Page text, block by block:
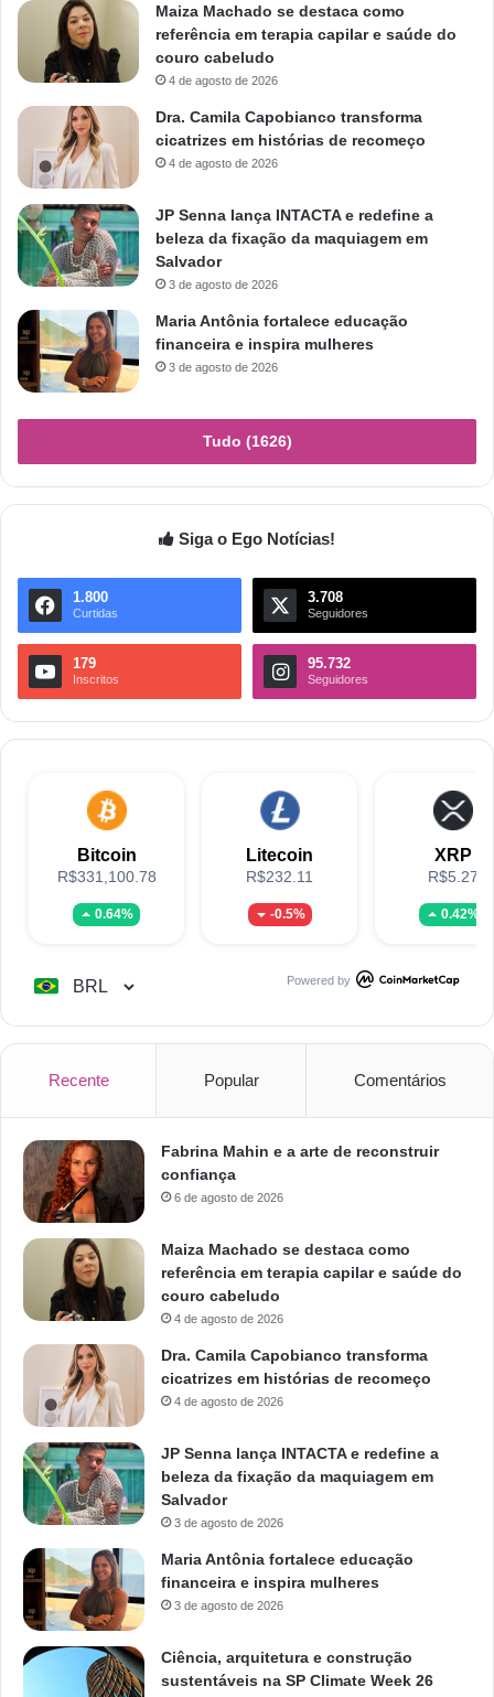
Maiza Machado se destaca como
referência em terapia capilar e saúde do
couro cabeludo
4 de agosto de 2026
Dra. Camila Capobianco transforma
cicatrizes em histórias de recomeço
4 de agosto de 2026
JP Senna lança INTACTA e redefine a
beleza da fixação da maquiagem em
Salvador
3 de agosto de 2026
Maria Antônia fortalece educação
financeira e inspira mulheres
3 de agosto de 2026
Tudo (1626)
Siga o Ego Notícias!
1.800
Curtidas
3.708
Seguidores
179
Inscritos
95.732
Seguidores
Bitcoin
R$331,100.78
0.64%
Litecoin
R$232.11
-0.5%
XRP
R$5.27
0.42%
Powered by
Recente Popular Comentários
Fabrina Mahin e a arte de reconstruir
confiança
6 de agosto de 2026
Maiza Machado se destaca como
referência em terapia capilar e saúde do
couro cabeludo
4 de agosto de 2026
Dra. Camila Capobianco transforma
cicatrizes em histórias de recomeço
4 de agosto de 2026
JP Senna lança INTACTA e redefine a
beleza da fixação da maquiagem em
Salvador
3 de agosto de 2026
Maria Antônia fortalece educação
financeira e inspira mulheres
3 de agosto de 2026
Ciência, arquitetura e construção
sustentáveis na SP Climate Week 26